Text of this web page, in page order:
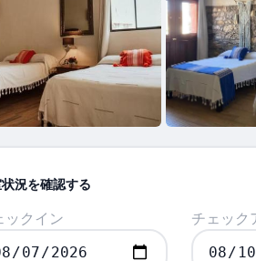
況を確認する
ックイン チェック